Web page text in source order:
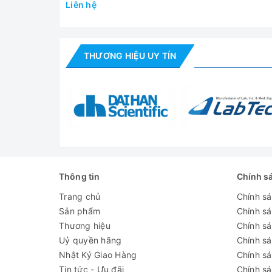
Vacuum
Yes
protection
No
Đánh giá
Liên hệ
THƯƠNG HIỆU UY TÍN
Thông tin
Trang chủ
Sản phẩm
Thương hiệu
Uỷ quyền hãng
Nhật Ký Giao Hàng
Tin tức - Ưu đãi
Chính
Chính
Chính
Chính
Chính
Chính
Chính